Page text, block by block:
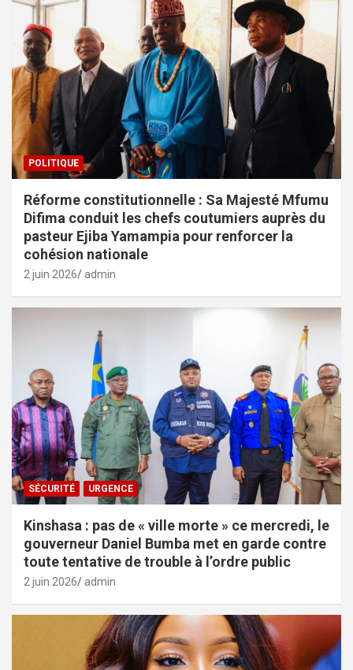
POLITIQUE
Réforme constitutionnelle : Sa Majesté Mfumu
Difima conduit les chefs coutumiers auprès du
pasteur Ejiba Yamampia pour renforcer la
cohésion nationale
2 juin 2026 admin
SÉCURITÉ URGENCE
Kinshasa : pas de « ville morte » ce mercredi, le
gouverneur Daniel Bumba met en garde contre
toute tentative de trouble à l’ordre public
2 juin 2026 admin